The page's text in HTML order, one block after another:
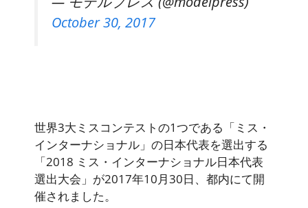
October 30, 2017
世界3大ミスコンテストの1つである「ミス・
インターナショナル」の日本代表を選出する
「2018 ミス・インターナショナル日本代表
選出大会」が2017年10月30日、都内にて開
催されました。